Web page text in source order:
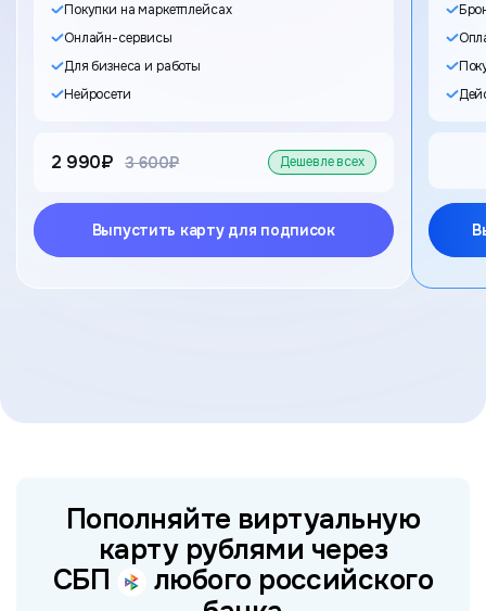
Покупки на маркетплейсах
Онлайн-сервисы
Для бизнеса и работы
Нейросети
2 990₽ старая цена
3 600₽ Дешевле всех
Выпустить карту для подписок
Пополняйте виртуальную
карту рублями через
СБП
любого российского